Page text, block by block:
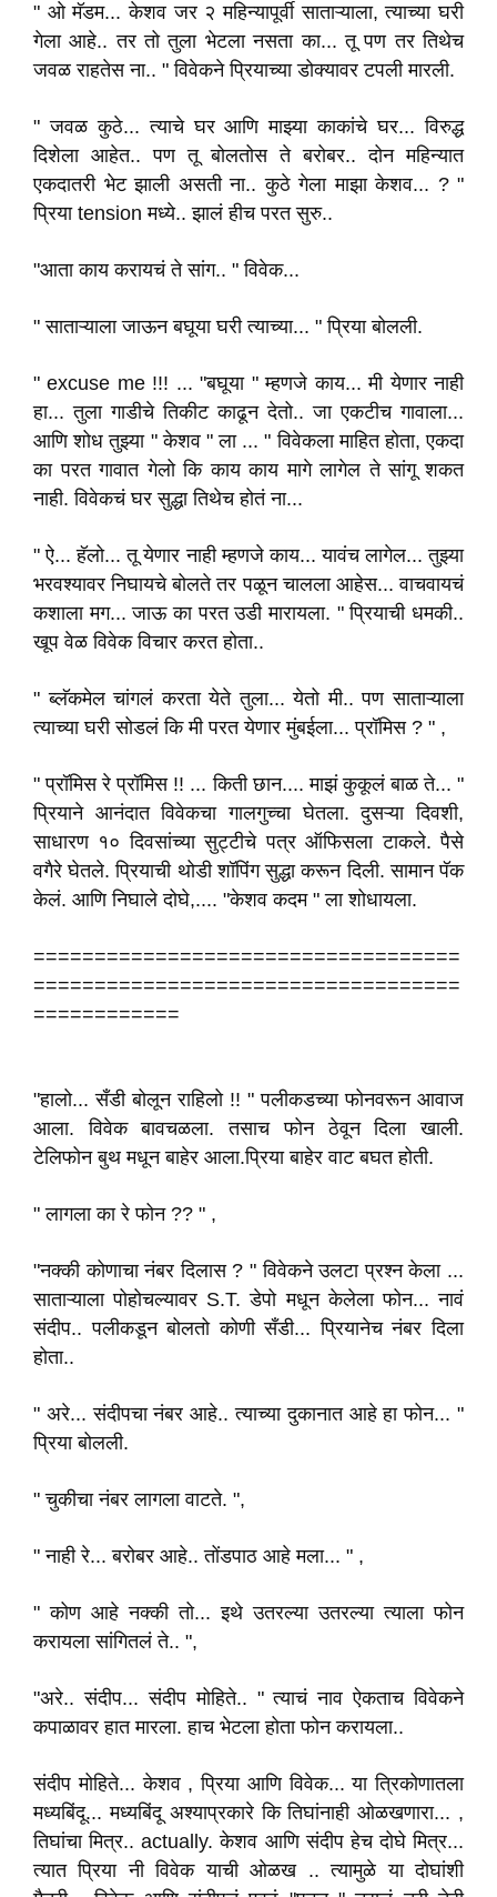
" ओ मॅडम... केशव जर २ महिन्यापूर्वी साताऱ्याला, त्याच्या घरी
गेला आहे.. तर तो तुला भेटला नसता का... तू पण तर तिथेच
जवळ राहतेस ना.. " विवेकने प्रियाच्या डोक्यावर टपली मारली.
" जवळ कुठे... त्याचे घर आणि माझ्या काकांचे घर... विरुद्ध
दिशेला आहेत.. पण तू बोलतोस ते बरोबर.. दोन महिन्यात
एकदातरी भेट झाली असती ना.. कुठे गेला माझा केशव... ? "
प्रिया tension मध्ये.. झालं हीच परत सुरु..
"आता काय करायचं ते सांग.. " विवेक...
" साताऱ्याला जाऊन बघूया घरी त्याच्या... " प्रिया बोलली.
" excuse me !!! ... "बघूया " म्हणजे काय... मी येणार नाही
हा... तुला गाडीचे तिकीट काढून देतो.. जा एकटीच गावाला...
आणि शोध तुझ्या " केशव " ला ... " विवेकला माहित होता, एकदा
का परत गावात गेलो कि काय काय मागे लागेल ते सांगू शकत
नाही. विवेकचं घर सुद्धा तिथेच होतं ना...
" ऐ... हॅलो... तू येणार नाही म्हणजे काय... यावंच लागेल... तुझ्या
भरवश्यावर निघायचे बोलते तर पळून चालला आहेस... वाचवायचं
कशाला मग... जाऊ का परत उडी मारायला. " प्रियाची धमकी..
खूप वेळ विवेक विचार करत होता..
" ब्लॅकमेल चांगलं करता येते तुला... येतो मी.. पण साताऱ्याला
त्याच्या घरी सोडलं कि मी परत येणार मुंबईला... प्रॉमिस ? " ,
" प्रॉमिस रे प्रॉमिस !! ... किती छान.... माझं कुकूलं बाळ ते... "
प्रियाने आनंदात विवेकचा गालगुच्चा घेतला. दुसऱ्या दिवशी,
साधारण १० दिवसांच्या सुट्टीचे पत्र ऑफिसला टाकले. पैसे
वगैरे घेतले. प्रियाची थोडी शॉपिंग सुद्धा करून दिली. सामान पॅक
केलं. आणि निघाले दोघे,.... "केशव कदम " ला शोधायला.
===================================
===================================
============
"हालो... सँडी बोलून राहिलो !! " पलीकडच्या फोनवरून आवाज
आला. विवेक बावचळला. तसाच फोन ठेवून दिला खाली.
टेलिफोन बुथ मधून बाहेर आला.प्रिया बाहेर वाट बघत होती.
" लागला का रे फोन ?? " ,
"नक्की कोणाचा नंबर दिलास ? " विवेकने उलटा प्रश्न केला ...
साताऱ्याला पोहोचल्यावर S.T. डेपो मधून केलेला फोन... नावं
संदीप.. पलीकडून बोलतो कोणी सँडी... प्रियानेच नंबर दिला
होता..
" अरे... संदीपचा नंबर आहे.. त्याच्या दुकानात आहे हा फोन... "
प्रिया बोलली.
" चुकीचा नंबर लागला वाटते. ",
" नाही रे... बरोबर आहे.. तोंडपाठ आहे मला... " ,
" कोण आहे नक्की तो... इथे उतरल्या उतरल्या त्याला फोन
करायला सांगितलं ते.. ",
"अरे.. संदीप... संदीप मोहिते.. " त्याचं नाव ऐकताच विवेकने
कपाळावर हात मारला. हाच भेटला होता फोन करायला..
संदीप मोहिते... केशव , प्रिया आणि विवेक... या त्रिकोणातला
मध्यबिंदू... मध्यबिंदू अश्याप्रकारे कि तिघांनाही ओळखणारा... ,
तिघांचा मित्र.. actually. केशव आणि संदीप हेच दोघे मित्र...
त्यात प्रिया नी विवेक याची ओळख .. त्यामुळे या दोघांशी